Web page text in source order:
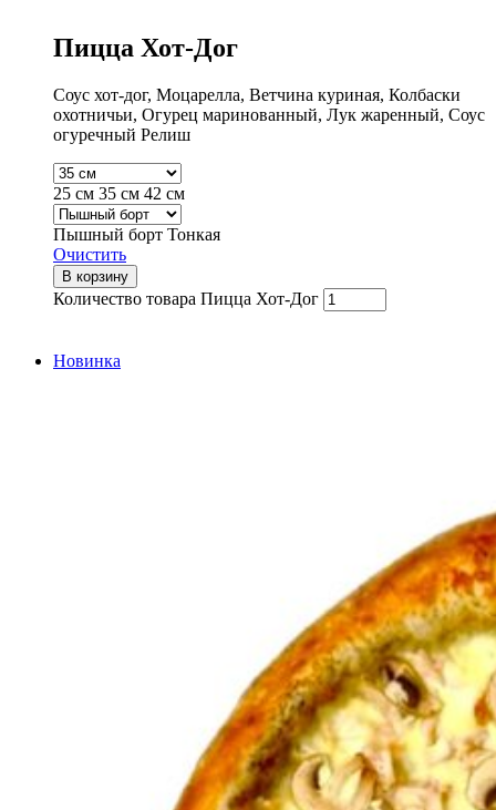
Пицца Хот-Дог
Соус хот-дог, Моцарелла, Ветчина куриная, Колбаски
охотничьи, Огурец маринованный, Лук жаренный, Соус
огуречный Релиш
25 см 35 см 42 см
Пышный борт Тонкая
Очистить
В корзину
Количество товара Пицца Хот-Дог
Новинка